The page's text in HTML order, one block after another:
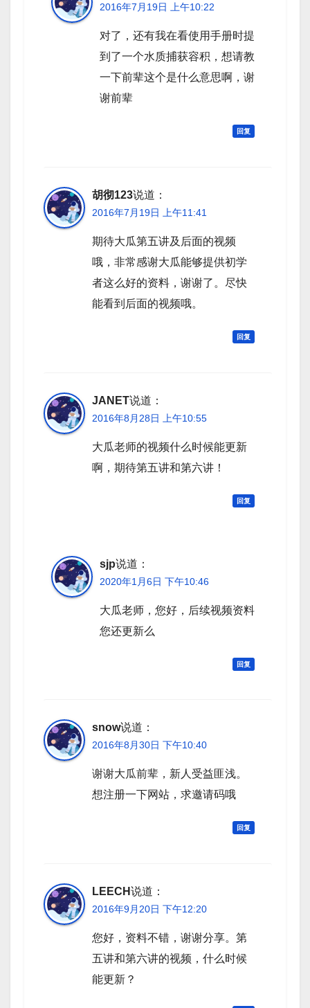
2016年7月19日 上午10:22
对了，还有我在看使用手册时提
到了一个水质捕获容积，想请教
一下前辈这个是什么意思啊，谢
谢前辈
回复
胡彻123说道：
2016年7月19日 上午11:41
期待大瓜第五讲及后面的视频
哦，非常感谢大瓜能够提供初学
者这么好的资料，谢谢了。尽快
能看到后面的视频哦。
回复
JANET说道：
2016年8月28日 上午10:55
大瓜老师的视频什么时候能更新
啊，期待第五讲和第六讲！
回复
sjp说道：
2020年1月6日 下午10:46
大瓜老师，您好，后续视频资料
您还更新么
回复
snow说道：
2016年8月30日 下午10:40
谢谢大瓜前辈，新人受益匪浅。
想注册一下网站，求邀请码哦
回复
LEECH说道：
2016年9月20日 下午12:20
您好，资料不错，谢谢分享。第
五讲和第六讲的视频，什么时候
能更新？